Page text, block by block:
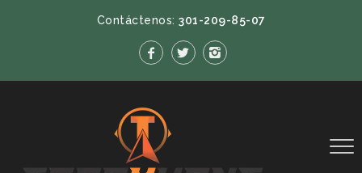
Contáctenos: 301-209-85-07